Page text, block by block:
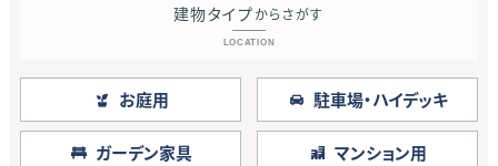
建物タイプからさがす
LOCATION
お庭用 駐車場・ハイデッキ
ガーデン家具 マンション用